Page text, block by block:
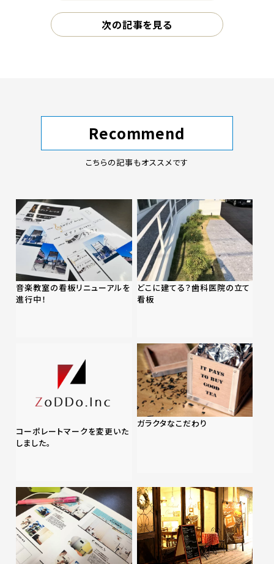
次の記事を見る
Recommend
こちらの記事もオススメです
音楽教室の看板リニューアルを
進行中！
どこに建てる？歯科医院の立て
看板
コーポレートマークを変更いた
しました。
ガラクタなこだわり